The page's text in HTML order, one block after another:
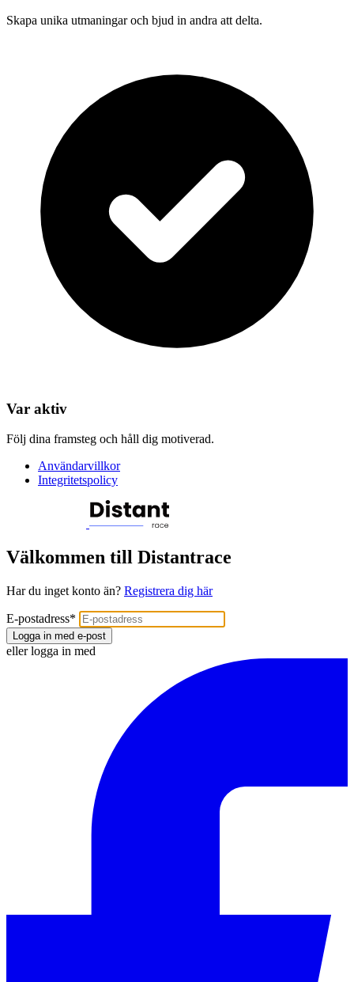
Skapa unika utmaningar och bjud in andra att delta.
Var aktiv
Följ dina framsteg och håll dig motiverad.
Användarvillkor
Integritetspolicy
Välkommen till Distantrace
Har du inget konto än? Registrera dig här
E-postadress*
Logga in med e-post
eller logga in med